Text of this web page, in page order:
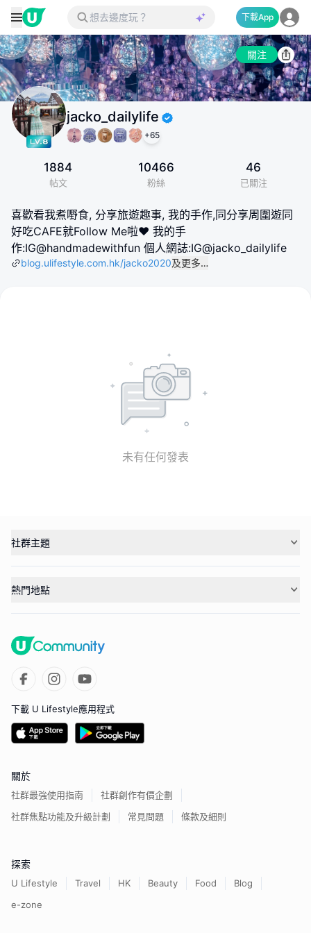
下載App
關注
jacko_dailylife
+65
1884
帖文
10466
粉絲
46
已關注
喜歡看我煮嘢食, 分享旅遊趣事, 我的手作,同分享周圍遊同
好吃CAFE就Follow Me啦❤️ 我的手
作:IG@handmadewithfun 個人網誌:IG@jacko_dailylife
blog.ulifestyle.com.hk/jacko2020及更多…
未有任何發表
社群主題
熱門地點
下載 U Lifestyle應用程式
關於
社群最強使用指南
社群創作有價企劃
社群焦點功能及升級計劃
常見問題 條款及細則
探索
U Lifestyle Travel HK Beauty Food
Blog
e-zone